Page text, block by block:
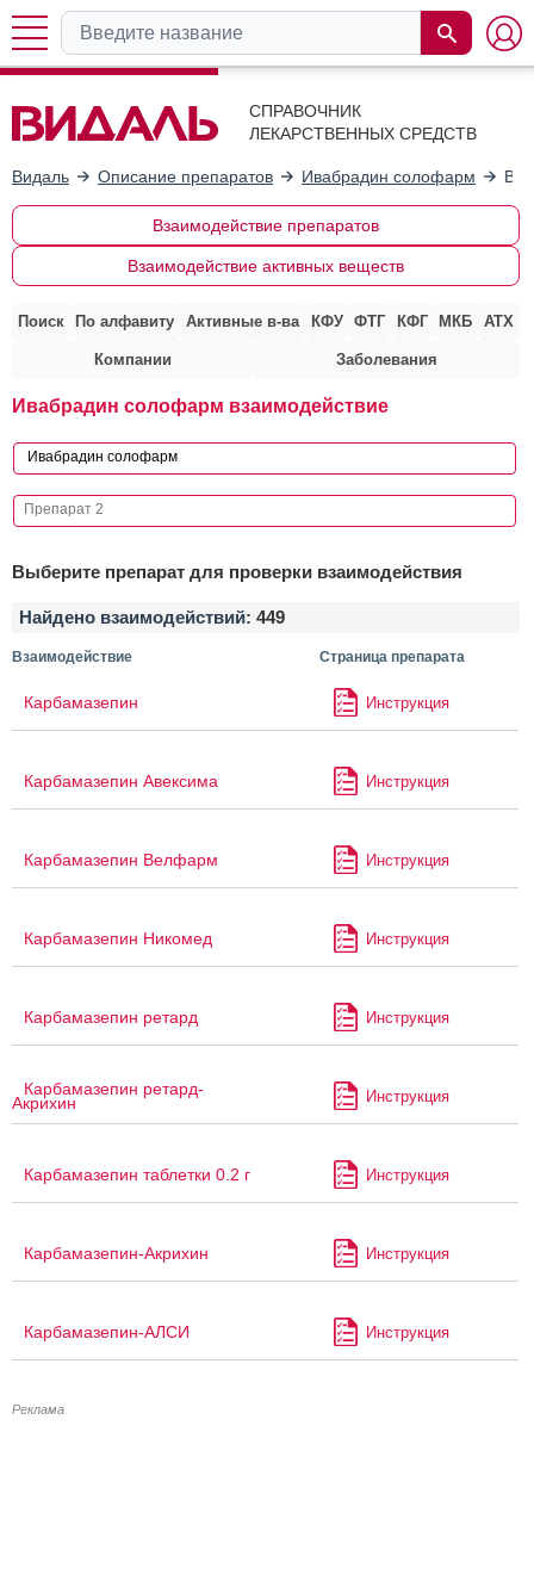
СПРАВОЧНИК
ЛЕКАРСТВЕННЫХ СРЕДСТВ
Видаль Описание препаратов Ивабрадин солофарм
Взаимодействие препаратов
Взаимодействие активных веществ
Поиск По алфавиту Активные в-ва КФУ ФТГ КФГ МКБ АТХ
Компании Заболевания
Ивабрадин солофарм взаимодействие
Выберите препарат для проверки взаимодействия
Найдено взаимодействий: 449
Взаимодействие Страница препарата
Карбамазепин Инструкция
Карбамазепин Авексима Инструкция
Карбамазепин Велфарм Инструкция
Карбамазепин Никомед Инструкция
Карбамазепин ретард Инструкция
Карбамазепин ретард-
Акрихин Инструкция
Карбамазепин таблетки 0.2 г Инструкция
Карбамазепин-Акрихин Инструкция
Карбамазепин-АЛСИ Инструкция
Реклама